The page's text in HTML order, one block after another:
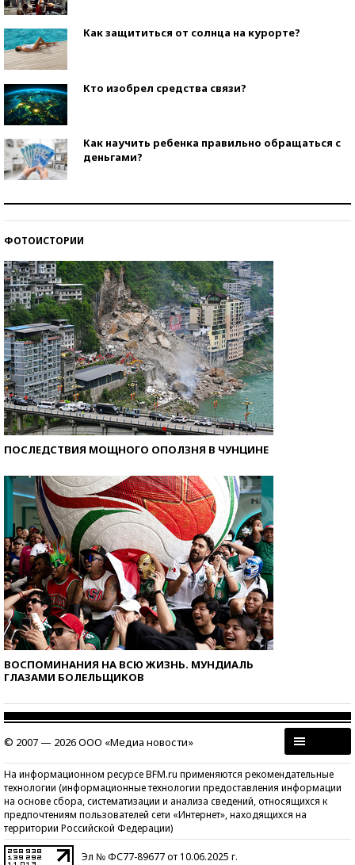
Как защититься от солнца на курорте?
Кто изобрел средства связи?
Как научить ребенка правильно обращаться с
деньгами?
ФОТОИСТОРИИ
ПОСЛЕДСТВИЯ МОЩНОГО ОПОЛЗНЯ В ЧУНЦИНЕ
ВОСПОМИНАНИЯ НА ВСЮ ЖИЗНЬ. МУНДИАЛЬ
ГЛАЗАМИ БОЛЕЛЬЩИКОВ
© 2007 — 2026 ООО «Медиа новости»
На информационном ресурсе BFM.ru применяются рекомендательные
технологии (информационные технологии предоставления информации
на основе сбора, систематизации и анализа сведений, относящихся к
предпочтениям пользователей сети «Интернет», находящихся на
территории Российской Федерации)
Эл № ФС77-89677 от 10.06.2025 г.